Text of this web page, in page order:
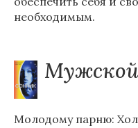
необходимым.
Мужской
Молодому парню: